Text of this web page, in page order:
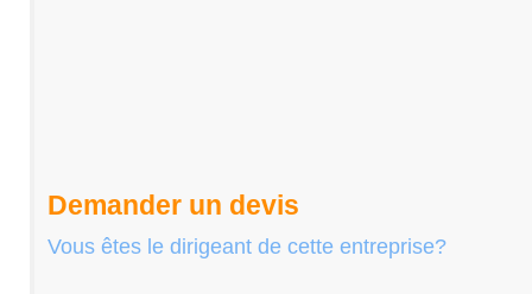
Demander un devis
Vous êtes le dirigeant de cette entreprise?